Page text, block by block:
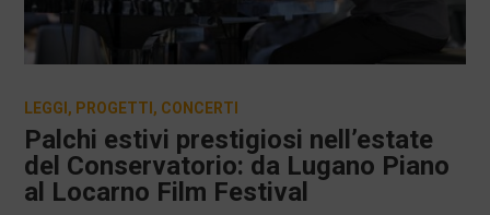
Palchi estivi prestigiosi nell’estate
del Conservatorio: da Lugano Piano
al Locarno Film Festival
LEGGI , PROGETTI , CONCERTI